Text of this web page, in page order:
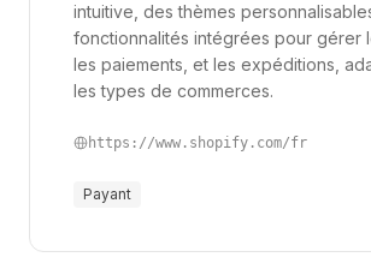
intuitive, des thèmes
fonctionnalités intégrées pour gérer
les paiements, et les expéditions,
les types de commerces.
https://www.shopify.com/fr
Payant